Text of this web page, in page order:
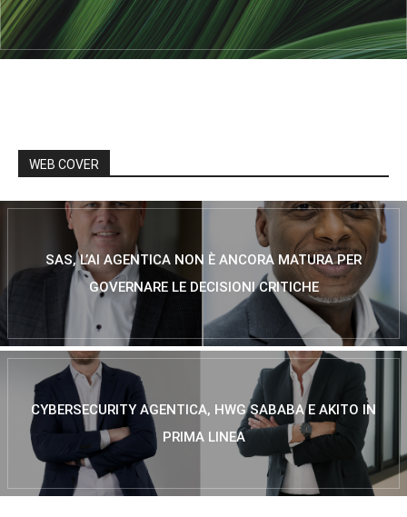
WEB COVER
SAS, L’AI AGENTICA NON È ANCORA MATURA PER
GOVERNARE LE DECISIONI CRITICHE
CYBERSECURITY AGENTICA, HWG SABABA E AKITO IN
PRIMA LINEA